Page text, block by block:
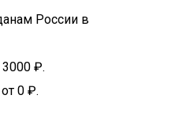
России в
₽.
0 ₽.